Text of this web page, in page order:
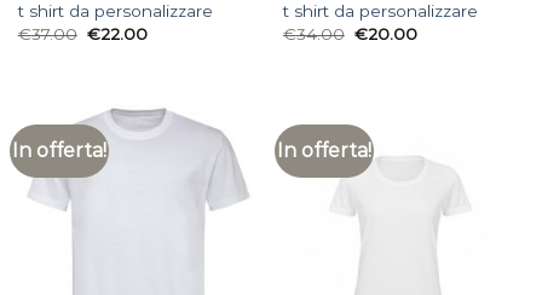
t shirt da personalizzare
€37.00 €22.00
t shirt da personalizzare
€34.00 €20.00
In offerta! In offerta!